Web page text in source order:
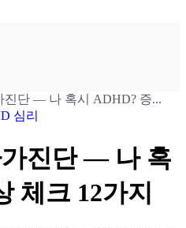
진단 — 나 혹시 ADHD? 증...
심리
진단 — 나 혹
체크 12가지